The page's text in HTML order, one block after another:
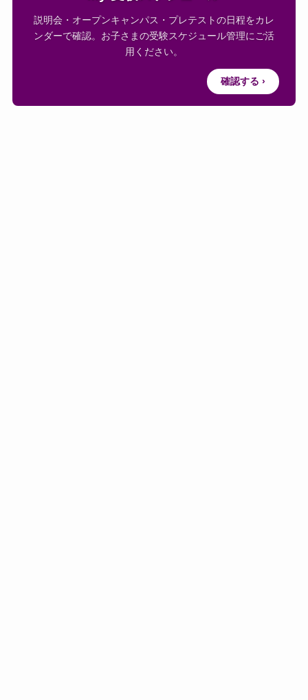
説明会・オープンキャンパス・プレテストの日程をカレ
ンダーで確認。お子さまの受験スケジュール管理にご活
用ください。
確認する ›